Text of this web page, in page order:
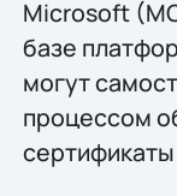
Microsoft
базе
могут
процессом